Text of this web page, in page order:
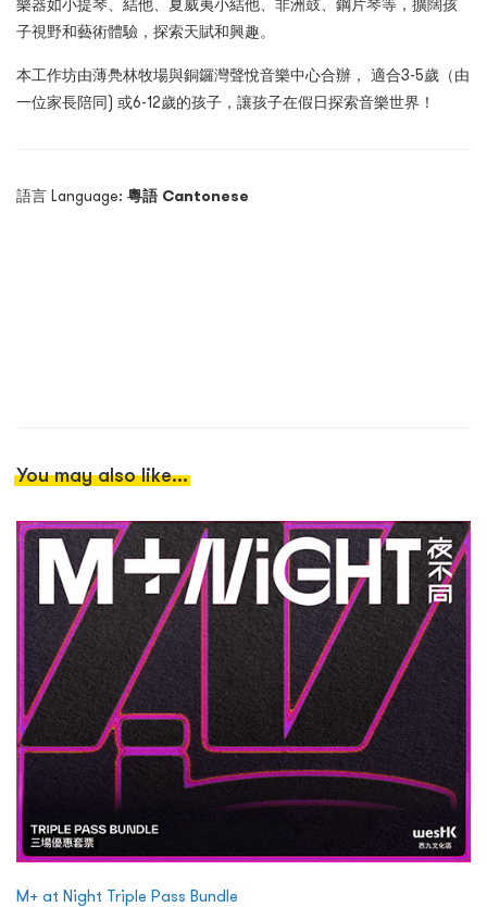
樂器如小提琴、結他、夏威夷小結他、非洲鼓、鋼片琴等，擴闊孩
子視野和藝術體驗，探索天賦和興趣。
本工作坊由薄鳧林牧場與銅鑼灣聲悅音樂中心合辦， 適合3-5歲（由
一位家長陪同) 或6-12歲的孩子，讓孩子在假日探索音樂世界！
語言 Language: 粵語 Cantonese
You may also like...
M+ at Night Triple Pass Bundle